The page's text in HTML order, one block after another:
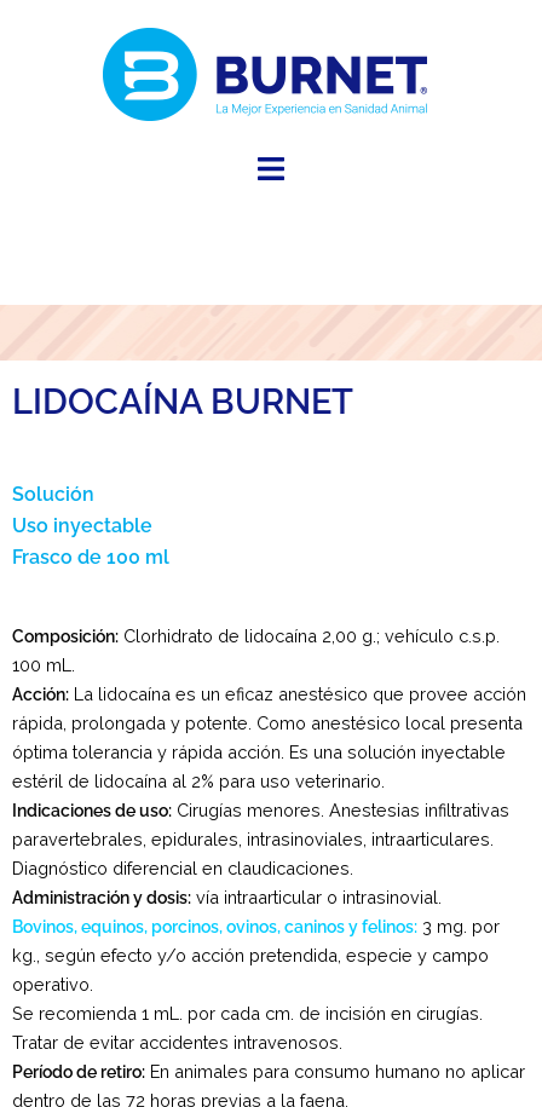
LIDOCAÍNA BURNET
Solución
Uso inyectable
Frasco de 100 ml
Composición: Clorhidrato de lidocaína 2,00 g.; vehículo c.s.p.
100 mL.
Acción: La lidocaína es un eficaz anestésico que provee acción
rápida, prolongada y potente. Como anestésico local presenta
óptima tolerancia y rápida acción. Es una solución inyectable
estéril de lidocaína al 2% para uso veterinario.
Indicaciones de uso: Cirugías menores. Anestesias infiltrativas
paravertebrales, epidurales, intrasinoviales, intraarticulares.
Diagnóstico diferencial en claudicaciones.
Administración y dosis: vía intraarticular o intrasinovial.
Bovinos, equinos, porcinos, ovinos, caninos y felinos: 3 mg. por
kg., según efecto y/o acción pretendida, especie y campo
operativo.
Se recomienda 1 mL. por cada cm. de incisión en cirugías.
Tratar de evitar accidentes intravenosos.
Período de retiro: En animales para consumo humano no aplicar
dentro de las 72 horas previas a la faena.